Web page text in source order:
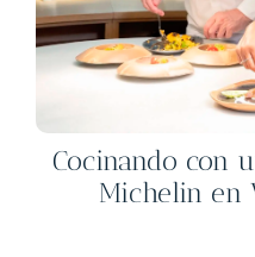
Cocinando con
Michelin en